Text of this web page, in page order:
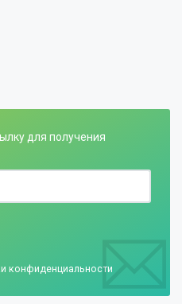
для получения
конфиденциальности